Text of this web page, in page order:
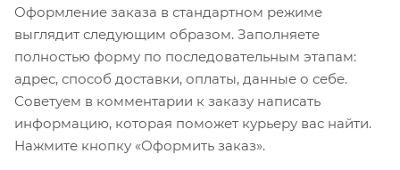
Оформление заказа в стандартном режиме
выглядит следующим образом. Заполняете
полностью форму по последовательным этапам:
адрес, способ доставки, оплаты, данные о себе.
Советуем в комментарии к заказу написать
информацию, которая поможет курьеру вас найти.
Нажмите кнопку «Оформить заказ».